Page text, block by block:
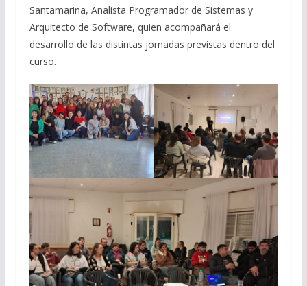
Santamarina, Analista Programador de Sistemas y
Arquitecto de Software, quien acompañará el
desarrollo de las distintas jornadas previstas dentro del
curso.